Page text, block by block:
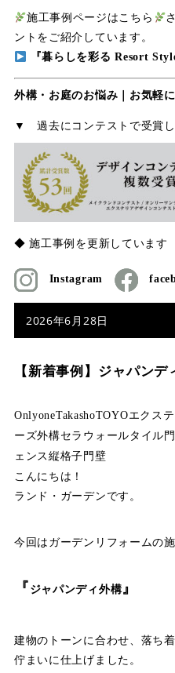
施工事例ページはこちら
ントをご紹介しています。
『暮らしを彩る Resort
外構・お庭のお悩み｜お気軽
▼ 過去にコンテストで受賞
◆ 施工事例を更新しています
Instagram
2026年6月28日
【新着事例】ジャパンデ
OnlyoneTakashoTOYOエクス
ーズ外構セラウォール タイル
ェンス縦格子 門壁
こんにちは！
ランド・ガーデンです。
今回はガーデンリフォームの
『 ジャパンディ外構』
建物のトーンに合わせ、落ち
佇まいに仕上げました。